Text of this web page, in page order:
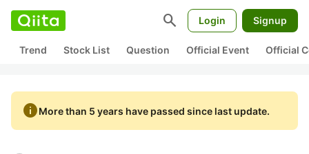
search Login Signup
Trend Stock List Question Official Event Official
infoMore than 5 years have passed since last update.